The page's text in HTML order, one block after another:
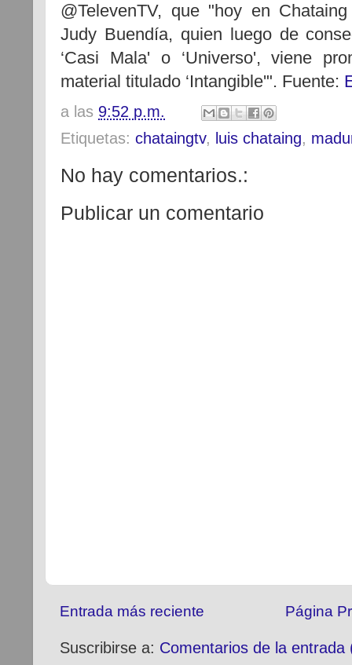
@TelevenTV, que "hoy en
Judy Buendía, quien luego de
‘Casi Mala' o ‘Universo', viene
material titulado ‘Intangible'". Fuente:
a las 9:52 p.m.
Etiquetas:chataingtv, luis chataing,
No hay comentarios.:
Publicar un comentario
Entrada más reciente Página
Suscribirse a: Comentarios de la entrada